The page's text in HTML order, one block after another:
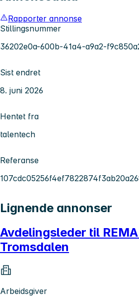
Rapporter annonse
Stillingsnummer
36202e0a-600b-41a4-a9a2-
Sist endret
8. juni 2026
Hentet fra
talentech
Referanse
Lignende annonser
Avdelingsleder til
Tromsdalen
Arbeidsgiver